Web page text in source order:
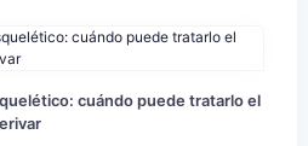
cuándo puede tratarlo el